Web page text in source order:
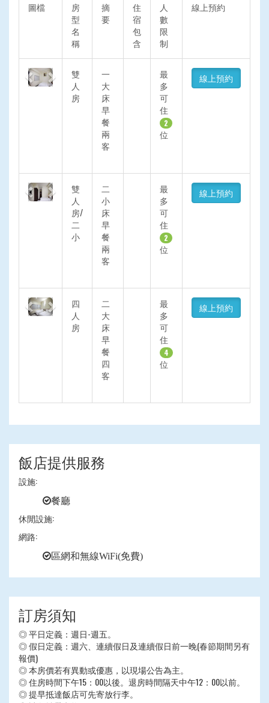
圖檔
房
型
名
稱
摘
要
住
宿
包
含
人
數
限
制
線上預約
Previous
Next
雙
人
房
一
大
床
早
餐
兩
客
最
多
可
住
2
位
線上預約
Previous
Next
雙
人
房/
二
小
二
小
床
早
餐
兩
客
最
多
可
住
2
位
線上預約
Previous
Next
四
人
房
二
大
床
早
餐
四
客
最
多
可
住
4
位
線上預約
飯店提供服務
設施:
餐廳
休閒設施:
網路:
區網和無線WiFi(免費)
訂房須知
◎ 平日定義：週日-週五。
◎ 假日定義：週六、連續假日及連續假日前一晚(春節期間另有
報價)
◎ 本房價若有異動或優惠，以現場公告為主。
◎ 住房時間下午15：00以後。退房時間隔天中午12：00以前。
◎ 提早抵達飯店可先寄放行李。